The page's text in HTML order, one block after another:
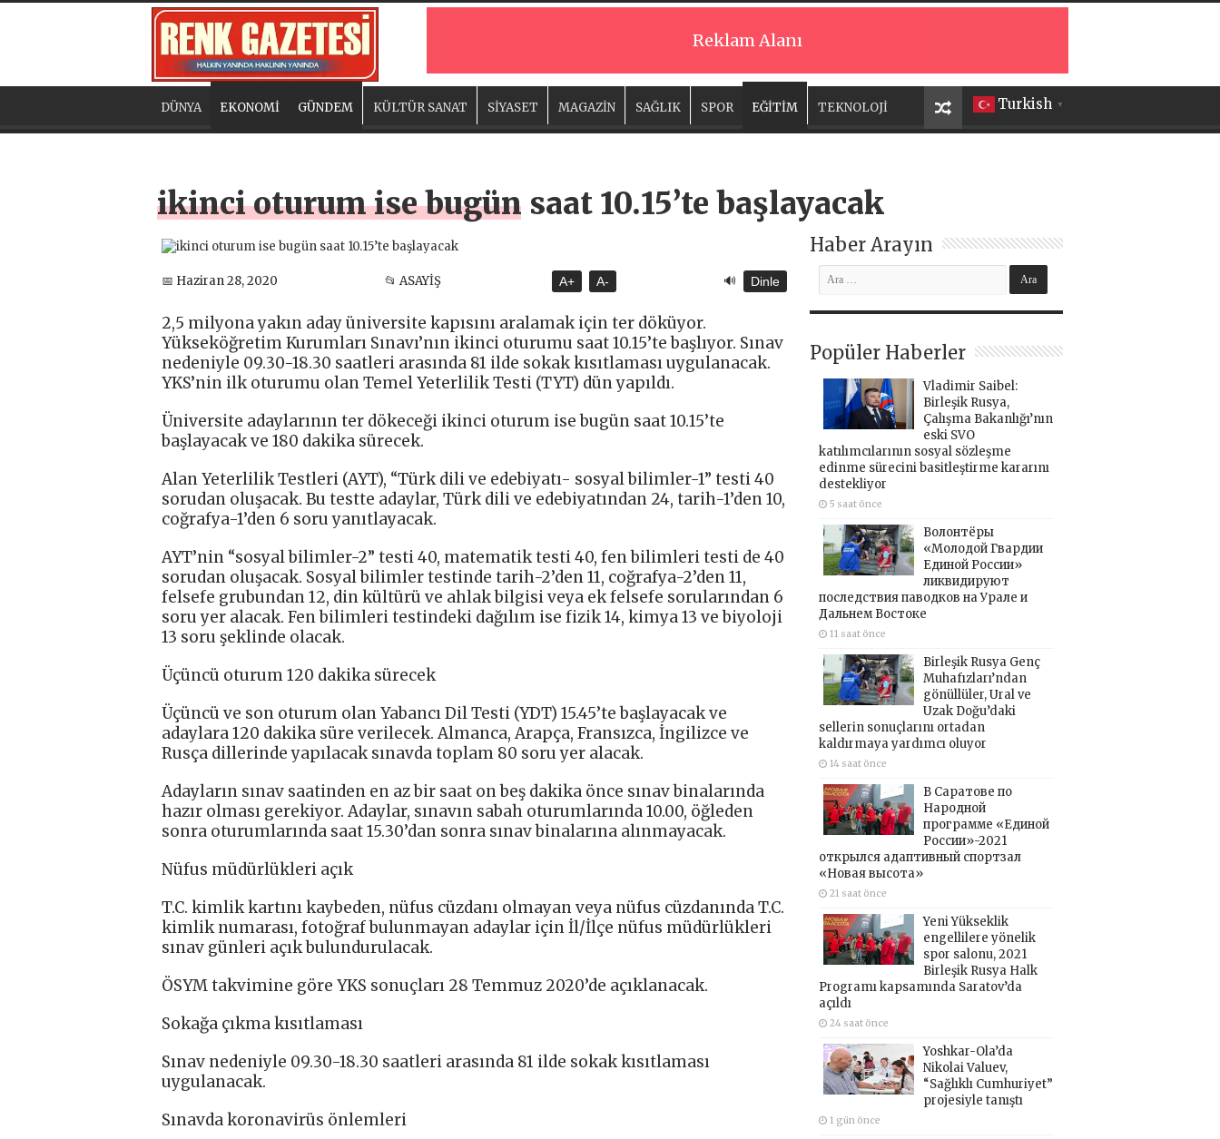
Reklam Alanı
Turkish ▼
DÜNYA EKONOMİ GÜNDEM KÜLTÜR SANAT SİYASET MAGAZİN SAĞLIK SPOR EĞİTİM TEKNOLOJİ
ikinci oturum ise bugün saat 10.15’te başlayacak
📅 Haziran 28, 2020 📂 ASAYİŞ A+ A- 🔊 Dinle
2,5 milyona yakın aday üniversite kapısını aralamak için ter döküyor.
Yükseköğretim Kurumları Sınavı’nın ikinci oturumu saat 10.15’te başlıyor. Sınav
nedeniyle 09.30-18.30 saatleri arasında 81 ilde sokak kısıtlaması uygulanacak.
YKS’nin ilk oturumu olan Temel Yeterlilik Testi (TYT) dün yapıldı.
Üniversite adaylarının ter dökeceği ikinci oturum ise bugün saat 10.15’te
başlayacak ve 180 dakika sürecek.
Alan Yeterlilik Testleri (AYT), “Türk dili ve edebiyatı- sosyal bilimler-1” testi 40
sorudan oluşacak. Bu testte adaylar, Türk dili ve edebiyatından 24, tarih-1’den 10,
coğrafya-1’den 6 soru yanıtlayacak.
AYT’nin “sosyal bilimler-2” testi 40, matematik testi 40, fen bilimleri testi de 40
sorudan oluşacak. Sosyal bilimler testinde tarih-2’den 11, coğrafya-2’den 11,
felsefe grubundan 12, din kültürü ve ahlak bilgisi veya ek felsefe sorularından 6
soru yer alacak. Fen bilimleri testindeki dağılım ise fizik 14, kimya 13 ve biyoloji
13 soru şeklinde olacak.
Üçüncü oturum 120 dakika sürecek
Üçüncü ve son oturum olan Yabancı Dil Testi (YDT) 15.45’te başlayacak ve
adaylara 120 dakika süre verilecek. Almanca, Arapça, Fransızca, İngilizce ve
Rusça dillerinde yapılacak sınavda toplam 80 soru yer alacak.
Adayların sınav saatinden en az bir saat on beş dakika önce sınav binalarında
hazır olması gerekiyor. Adaylar, sınavın sabah oturumlarında 10.00, öğleden
sonra oturumlarında saat 15.30’dan sonra sınav binalarına alınmayacak.
Nüfus müdürlükleri açık
T.C. kimlik kartını kaybeden, nüfus cüzdanı olmayan veya nüfus cüzdanında T.C.
kimlik numarası, fotoğraf bulunmayan adaylar için İl/İlçe nüfus müdürlükleri
sınav günleri açık bulundurulacak.
ÖSYM takvimine göre YKS sonuçları 28 Temmuz 2020’de açıklanacak.
Sokağa çıkma kısıtlaması
Sınav nedeniyle 09.30-18.30 saatleri arasında 81 ilde sokak kısıtlaması
uygulanacak.
Sınavda koronavirüs önlemleri
Haber Arayın
Popüler Haberler
Vladimir Saibel:
Birleşik Rusya,
Çalışma Bakanlığı’nın
eski SVO
katılımcılarının sosyal sözleşme
edinme sürecini basitleştirme kararını
destekliyor
5 saat önce
Волонтёры
«Молодой Гвардии
Единой России»
ликвидируют
последствия паводков на Урале и
Дальнем Востоке
11 saat önce
Birleşik Rusya Genç
Muhafızları’ndan
gönüllüler, Ural ve
Uzak Doğu’daki
sellerin sonuçlarını ortadan
kaldırmaya yardımcı oluyor
14 saat önce
В Саратове по
Народной
программе «Единой
России»-2021
открылся адаптивный спортзал
«Новая высота»
21 saat önce
Yeni Yükseklik
engellilere yönelik
spor salonu, 2021
Birleşik Rusya Halk
Programı kapsamında Saratov’da
açıldı
24 saat önce
Yoshkar-Ola’da
Nikolai Valuev,
“Sağlıklı Cumhuriyet”
projesiyle tanıştı
1 gün önce